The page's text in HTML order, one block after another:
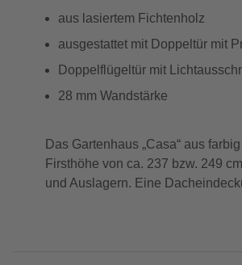
aus lasiertem Fichtenholz
ausgestattet mit Doppeltür mit
Doppelflügeltür mit
28 mm Wandstärke
Das Gartenhaus „Casa“ aus
Firsthöhe von ca. 237 bzw. 249
und Auslagern. Eine